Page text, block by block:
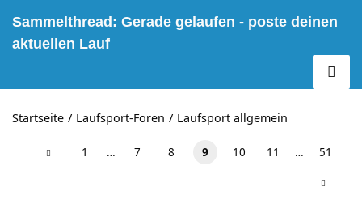
Sammelthread: Gerade gelaufen - poste deinen
aktuellen Lauf
Startseite Laufsport-Foren Laufsport allgemein
1 … 7 8 9 10 11 … 51